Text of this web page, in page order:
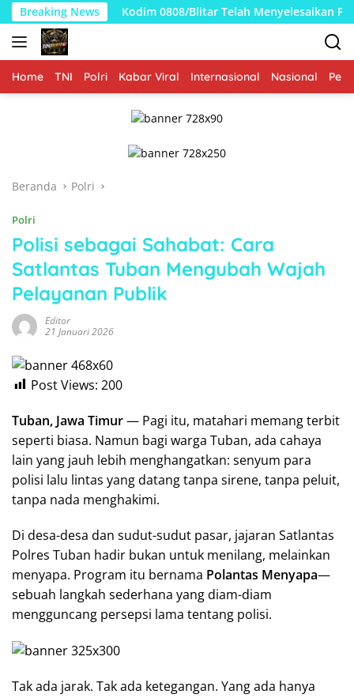
Langsung
ke
konten
Breaking News
0808/Blitar Telah Menyelesaikan Pembangunan KDKMP
Home TNI Polri Kabar Viral Internasional Nasional
Beranda Polri
Polri
Polisi sebagai Sahabat: Cara
Satlantas Tuban Mengubah Wajah
Pelayanan Publik
Editor
21 Januari 2026
Post Views: 200
Tuban, Jawa Timur— Pagi itu, matahari memang terbit
seperti biasa. Namun bagi warga Tuban, ada cahaya
lain yang jauh lebih menghangatkan: senyum para
polisi lalu lintas yang datang tanpa sirene, tanpa peluit,
tanpa nada menghakimi.
Di desa-desa dan sudut-sudut pasar, jajaran Satlantas
Polres Tuban hadir bukan untuk menilang, melainkan
menyapa. Program itu bernama Polantas Menyapa—
sebuah langkah sederhana yang diam-diam
mengguncang persepsi lama tentang polisi.
Tak ada jarak. Tak ada ketegangan. Yang ada hanya